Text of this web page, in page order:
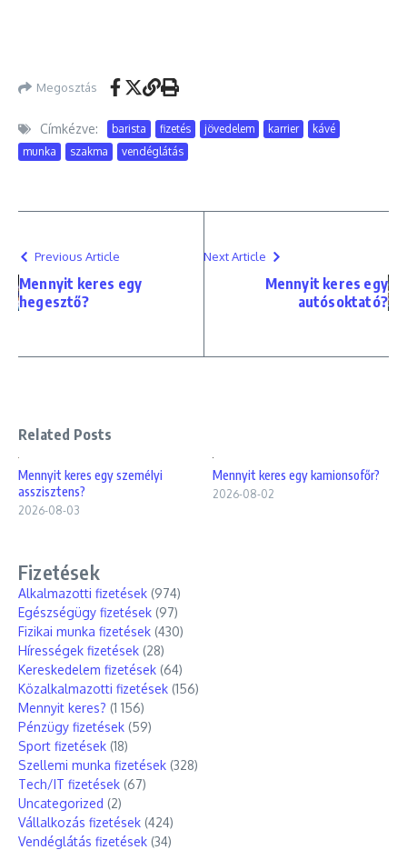
Megosztás
Címkézve: barista fizetés jövedelem karrier
kávé
munka
szakma vendéglátás
Previous Article
Mennyit keres egy
hegesztő?
Next Article
Mennyit keres egy
autósoktató?
Related Posts
Mennyit keres egy személyi
asszisztens?
2026-08-03
Mennyit keres egy kamionsofőr?
2026-08-02
Fizetések
Alkalmazotti fizetések (974)
Egészségügy fizetések (97)
Fizikai munka fizetések (430)
Hírességek fizetések (28)
Kereskedelem fizetések (64)
Közalkalmazotti fizetések (156)
Mennyit keres? (1 156)
Pénzügy fizetések (59)
Sport fizetések (18)
Szellemi munka fizetések (328)
Tech/IT fizetések (67)
Uncategorized (2)
Vállalkozás fizetések (424)
Vendéglátás fizetések (34)